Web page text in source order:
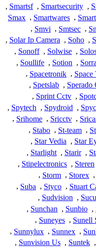
,
Smartsecurity
,
Smartsf
,
,
Smartwares
,
Smax
,
Smtsec
,
Smvi
,
,
Soho
,
Solar Ip Camera
,
,
Solwise
,
Sonoff
,
,
Sotion
,
Soullife
,
,
Spacetronik
,
Sperado
,
Spetslab
,
,
Sprint Cctv
,
,
Spydroid
,
Spytech
,
,
Sricctv
,
Srihome
,
,
St-team
,
Stabo
,
Star
,
Star Vedia
,
,
Starir
,
Starlight
,
Steren
,
Stipelectronics
,
,
Storex
,
Storm
,
Stuart
,
Styco
,
Suba
,
,
Sudvision
,
,
Sunbio
,
Sunchan
,
Sunell
,
Suneyes
,
,
Sunnex
,
Sunnylux
,
,
Suntek
,
Sunvision Us
,